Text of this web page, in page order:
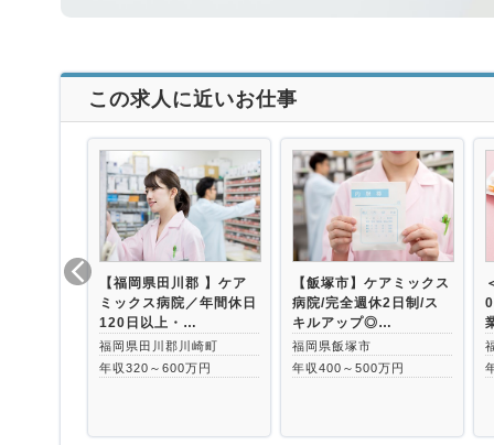
この求人に近いお仕事
【福岡県田川郡 】ケア
ミックス病院／年間休日
120日以上・…
福岡県田川郡川崎町
年収320～600万円
【飯塚市】ケアミックス
病院/完全週休2日制/ス
キルアップ◎…
福岡県飯塚市
年収400～500万円